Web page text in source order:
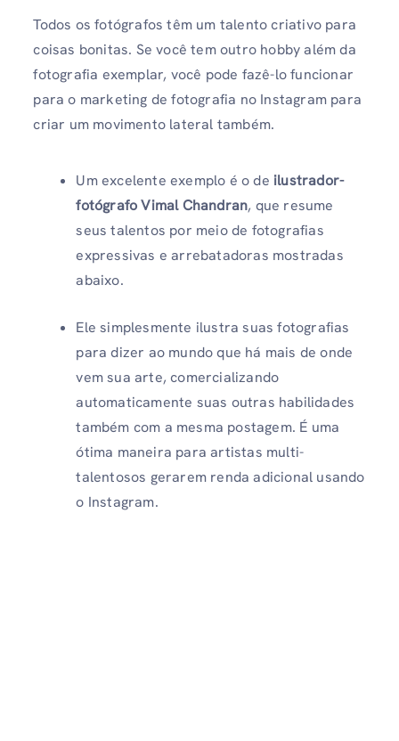
Todos os fotógrafos têm um talento criativo para
coisas bonitas. Se você tem outro hobby além da
fotografia exemplar, você pode fazê-lo funcionar
para o marketing de fotografia no Instagram para
criar um movimento lateral também.
Um excelente exemplo é o de ilustrador-
fotógrafo Vimal Chandran, que resume
seus talentos por meio de fotografias
expressivas e arrebatadoras mostradas
abaixo.
Ele simplesmente ilustra suas fotografias
para dizer ao mundo que há mais de onde
vem sua arte, comercializando
automaticamente suas outras habilidades
também com a mesma postagem. É uma
ótima maneira para artistas multi-
talentosos gerarem renda adicional usando
o Instagram.